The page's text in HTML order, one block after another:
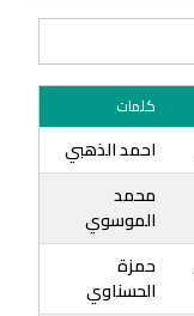
كلمات
احمد الذهبي
محمد
الموسوي
حمزة
الحسناوي